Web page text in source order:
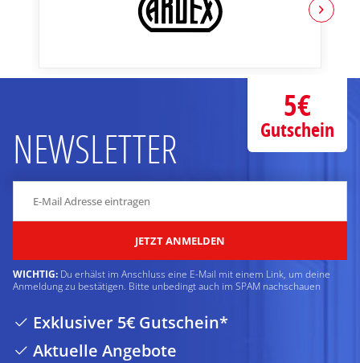
NEWSLETTER
JETZT ANMELDEN
WICHTIG: Du erhälst im Anschluss eine E-Mail mit einem Link, um deine
Anmeldung zu bestätigen. Bitte unbedingt auch im SPAM nachschauen
Exklusiver 5€ Gutschein*
Aktuelle Angebote
5€
Gutschein